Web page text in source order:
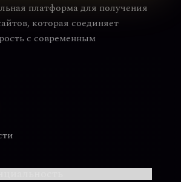
платформа для получения
которая соединяет
с современным